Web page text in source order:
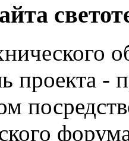
проекта -